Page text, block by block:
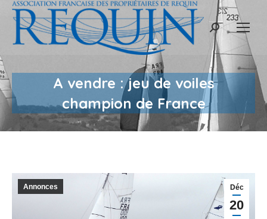
Recherche
A vendre : jeu de voiles
champion de France
Déc
20
Annonces